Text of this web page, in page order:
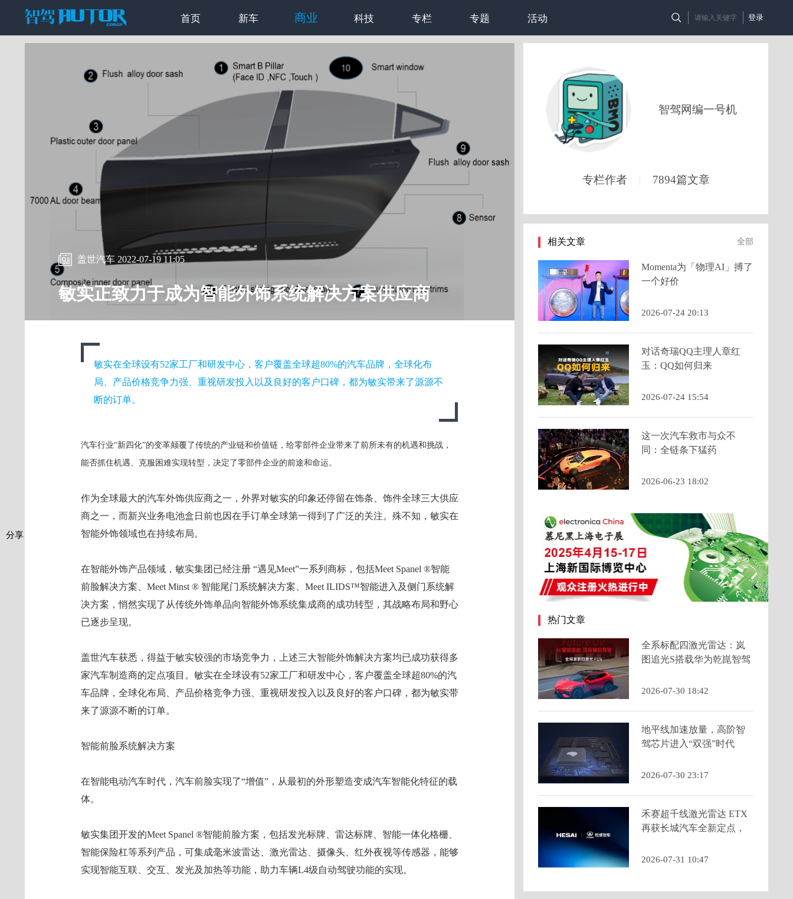
登录
首页 新车 商业 科技 专栏 专题 活动
盖世汽车 2022-07-19 11:05
敏实正致力于成为智能外饰系统解决方案供应商
分享
敏实在全球设有52家工厂和研发中心，客户覆盖全球超80%的汽车品牌，全球化布
局、产品价格竞争力强、重视研发投入以及良好的客户口碑，都为敏实带来了源源不
断的订单。
汽车行业“新四化”的变革颠覆了传统的产业链和价值链，给零部件企业带来了前所未有的机遇和挑战，
能否抓住机遇、克服困难实现转型，决定了零部件企业的前途和命运。
作为全球最大的汽车外饰供应商之一，外界对敏实的印象还停留在饰条、饰件全球三大供应
商之一，而新兴业务电池盒日前也因在手订单全球第一得到了广泛的关注。殊不知，敏实在
智能外饰领域也在持续布局。
在智能外饰产品领域，敏实集团已经注册 “遇见Meet”一系列商标，包括Meet Spanel ®智能
前脸解决方案、Meet Minst ® 智能尾门系统解决方案、Meet ILIDS™智能进入及侧门系统解
决方案，悄然实现了从传统外饰单品向智能外饰系统集成商的成功转型，其战略布局和野心
已逐步呈现。
盖世汽车获悉，得益于敏实较强的市场竞争力，上述三大智能外饰解决方案均已成功获得多
家汽车制造商的定点项目。敏实在全球设有52家工厂和研发中心，客户覆盖全球超80%的汽
车品牌，全球化布局、产品价格竞争力强、重视研发投入以及良好的客户口碑，都为敏实带
来了源源不断的订单。
智能前脸系统解决方案
在智能电动汽车时代，汽车前脸实现了“增值”，从最初的外形塑造变成汽车智能化特征的载
体。
敏实集团开发的Meet Spanel ®智能前脸方案，包括发光标牌、雷达标牌、智能一体化格栅、
智能保险杠等系列产品，可集成毫米波雷达、激光雷达、摄像头、红外夜视等传感器，能够
实现智能互联、交互、发光及加热等功能，助力车辆L4级自动驾驶功能的实现。
智驾网编一号机
专栏作者 | 7894篇文章
相关文章 全部
Momenta为「物理AI」搏了
一个好价
2026-07-24 20:13
对话奇瑞QQ主理人章红
玉：QQ如何归来
2026-07-24 15:54
这一次汽车救市与众不
同：全链条下猛药
2026-06-23 18:02
热门文章
全系标配四激光雷达：岚
图追光S搭载华为乾崑智驾
FUV新品类
2026-07-30 18:42
地平线加速放量，高阶智
驾芯片进入“双强”时代
2026-07-30 23:17
禾赛超千线激光雷达 ETX
再获长城汽车全新定点，
2026-07-31 10:47